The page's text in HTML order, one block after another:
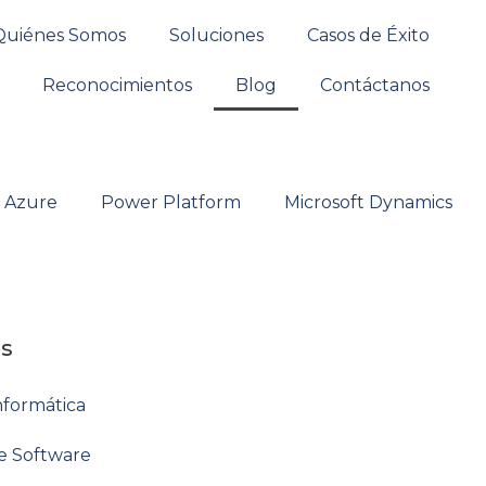
Somos Soluciones Casos de Éxito
Reconocimientos Blog Contáctanos
Azure Power Platform Microsoft Dynamics
Software